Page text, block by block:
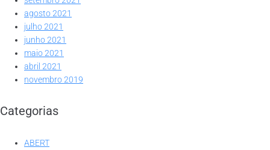
agosto 2021
julho 2021
junho 2021
maio 2021
abril 2021
novembro 2019
Categorias
ABERT